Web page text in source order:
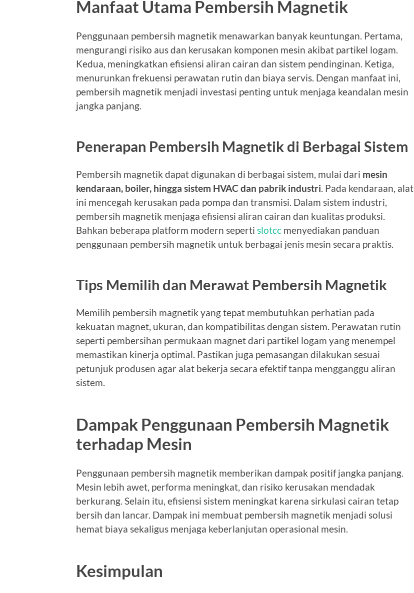
Manfaat Utama Pembersih Magnetik
Penggunaan pembersih magnetik menawarkan banyak keuntungan. Pertama,
mengurangi risiko aus dan kerusakan komponen mesin akibat partikel logam.
Kedua, meningkatkan efisiensi aliran cairan dan sistem pendinginan. Ketiga,
menurunkan frekuensi perawatan rutin dan biaya servis. Dengan manfaat ini,
pembersih magnetik menjadi investasi penting untuk menjaga keandalan mesin
jangka panjang.
Penerapan Pembersih Magnetik di Berbagai Sistem
Pembersih magnetik dapat digunakan di berbagai sistem, mulai dari mesin
kendaraan, boiler, hingga sistem HVAC dan pabrik industri . Pada kendaraan, alat
ini mencegah kerusakan pada pompa dan transmisi. Dalam sistem industri,
pembersih magnetik menjaga efisiensi aliran cairan dan kualitas produksi.
Bahkan beberapa platform modern seperti slotcc menyediakan panduan
penggunaan pembersih magnetik untuk berbagai jenis mesin secara praktis.
Tips Memilih dan Merawat Pembersih Magnetik
Memilih pembersih magnetik yang tepat membutuhkan perhatian pada
kekuatan magnet, ukuran, dan kompatibilitas dengan sistem. Perawatan rutin
seperti pembersihan permukaan magnet dari partikel logam yang menempel
memastikan kinerja optimal. Pastikan juga pemasangan dilakukan sesuai
petunjuk produsen agar alat bekerja secara efektif tanpa mengganggu aliran
sistem.
Dampak Penggunaan Pembersih Magnetik
terhadap Mesin
Penggunaan pembersih magnetik memberikan dampak positif jangka panjang.
Mesin lebih awet, performa meningkat, dan risiko kerusakan mendadak
berkurang. Selain itu, efisiensi sistem meningkat karena sirkulasi cairan tetap
bersih dan lancar. Dampak ini membuat pembersih magnetik menjadi solusi
hemat biaya sekaligus menjaga keberlanjutan operasional mesin.
Kesimpulan